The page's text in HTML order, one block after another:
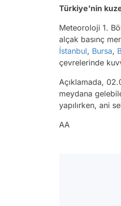
Türkiye'nin
Meteoroloji 1.
alçak basınç
İstanbul, Bursa,
çevrelerinde
Açıklamada,
meydana
yapılırken, ani
AA